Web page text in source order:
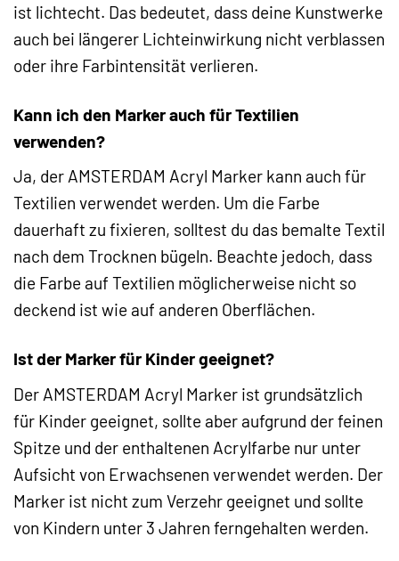
ist lichtecht. Das bedeutet, dass deine Kunstwerke
auch bei längerer Lichteinwirkung nicht verblassen
oder ihre Farbintensität verlieren.
Kann ich den Marker auch für Textilien
verwenden?
Ja, der AMSTERDAM Acryl Marker kann auch für
Textilien verwendet werden. Um die Farbe
dauerhaft zu fixieren, solltest du das bemalte Textil
nach dem Trocknen bügeln. Beachte jedoch, dass
die Farbe auf Textilien möglicherweise nicht so
deckend ist wie auf anderen Oberflächen.
Ist der Marker für Kinder geeignet?
Der AMSTERDAM Acryl Marker ist grundsätzlich
für Kinder geeignet, sollte aber aufgrund der feinen
Spitze und der enthaltenen Acrylfarbe nur unter
Aufsicht von Erwachsenen verwendet werden. Der
Marker ist nicht zum Verzehr geeignet und sollte
von Kindern unter 3 Jahren ferngehalten werden.